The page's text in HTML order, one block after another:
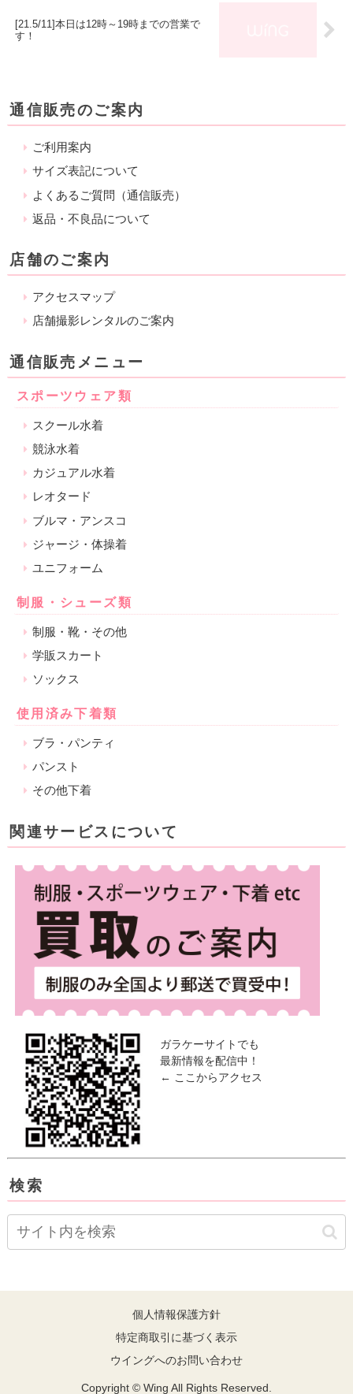
[21.5/11]本日は12時～19時までの営業で
す！
通信販売のご案内
ご利用案内
サイズ表記について
よくあるご質問（通信販売）
返品・不良品について
店舗のご案内
アクセスマップ
店舗撮影レンタルのご案内
通信販売メニュー
スポーツウェア類
スクール水着
競泳水着
カジュアル水着
レオタード
ブルマ・アンスコ
ジャージ・体操着
ユニフォーム
制服・シューズ類
制服・靴・その他
学販スカート
ソックス
使用済み下着類
ブラ・パンティ
パンスト
その他下着
関連サービスについて
ガラケーサイトでも
最新情報を配信中！
← ここからアクセス
検索
個人情報保護方針
特定商取引に基づく表示
ウイングへのお問い合わせ
Copyright © Wing All Rights Reserved.